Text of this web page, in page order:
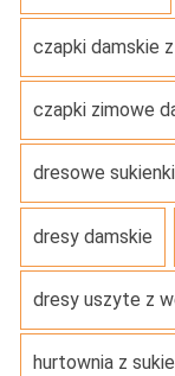
czapki damskie
czapki zimowe
dresowe
dresy damskie
dresy uszyte z
hurtownia z